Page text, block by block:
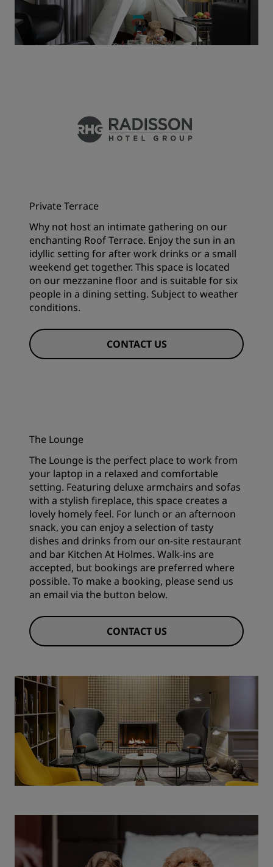
Private Terrace
Why not host an intimate gathering on our
enchanting Roof Terrace. Enjoy the sun in an
idyllic setting for after work drinks or a small
weekend get together. This space is located
on our mezzanine floor and is suitable for six
people in a dining setting. Subject to weather
conditions.
CONTACT US
The Lounge
The Lounge is the perfect place to work from
your laptop in a relaxed and comfortable
setting. Featuring deluxe armchairs and sofas
with a stylish fireplace, this space creates a
lovely homely feel. For lunch or an afternoon
snack, you can enjoy a selection of tasty
dishes and drinks from our on-site restaurant
and bar Kitchen At Holmes. Walk-ins are
accepted, but bookings are preferred where
possible. To make a booking, please send us
an email via the button below.
CONTACT US